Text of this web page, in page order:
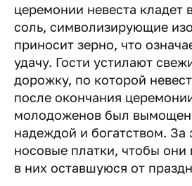
церемонии невеста кладет
соль, символизирующие
приносит зерно, что
удачу. Гости устилают
дорожку, по которой
после окончания
молодоженов был вымощен
надеждой и богатством. За
носовые платки, чтобы они
в них оставшуюся от